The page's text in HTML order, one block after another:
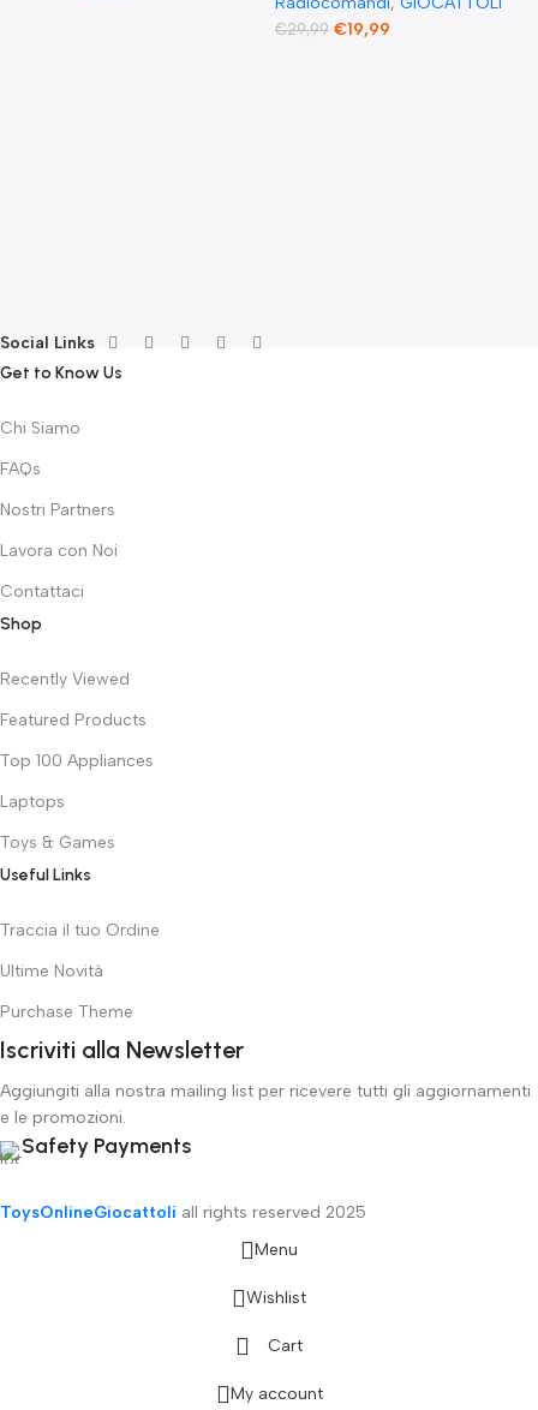
€29,99 €19,99
Social Links
Get to Know Us
Chi Siamo
FAQs
Nostri Partners
Lavora con Noi
Contattaci
Shop
Recently Viewed
Featured Products
Top 100 Appliances
Laptops
Toys & Games
Useful Links
Traccia il tuo Ordine
Ultime Novità
Purchase Theme
Iscriviti alla Newsletter
Aggiungiti alla nostra mailing list per ricevere tutti gli aggiornamenti
e le promozioni.
Safety Payments
ToysOnlineGiocattoli all rights reserved 2025
Menu
Wishlist
Cart
My account